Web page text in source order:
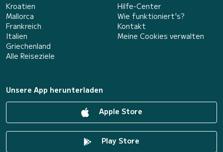
Kroatien
Mallorca
Frankreich
Italien
Griechenland
Alle Reiseziele
Hilfe-Center
Wie funktioniert's?
Kontakt
Meine Cookies verwalten
Unsere App herunterladen
Apple Store
Play Store